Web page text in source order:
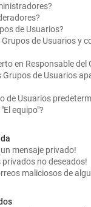
de Usuarios?
de Usuarios y
en Responsable del
Grupos de Usuarios
de Usuarios
equipo"?
mensaje privado!
privados no deseados!
maliciosos de